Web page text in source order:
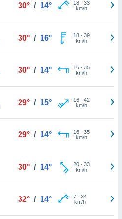
30° / 14° 18- 33
km/h
30° / 16° 18- 39
km/h
30° / 14° 16- 35
km/h
29° / 15° 16- 42
km/h
29° / 14° 16- 35
km/h
30° / 14° 20- 33
km/h
32° / 14° 7- 34
km/h